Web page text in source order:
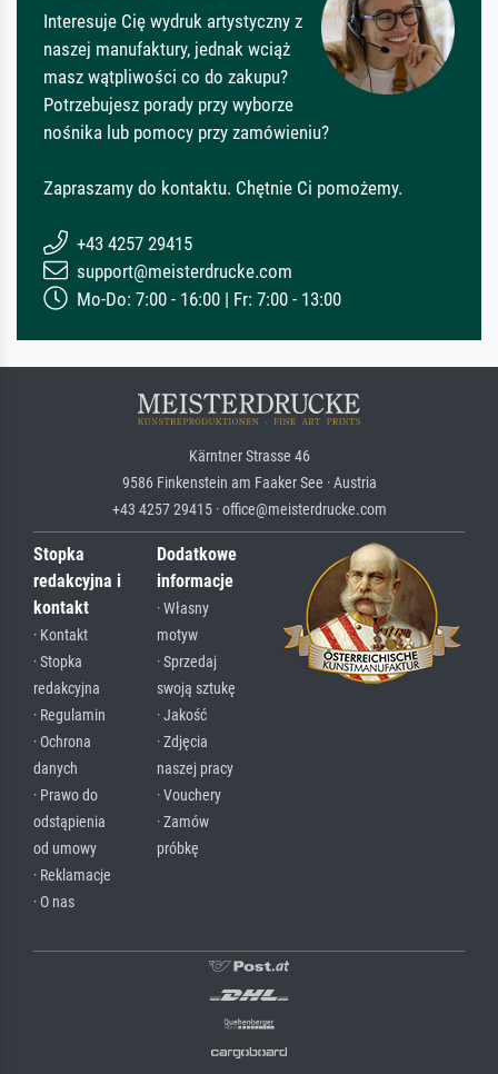
Interesuje Cię wydruk artystyczny z
naszej manufaktury, jednak wciąż
masz wątpliwości co do zakupu?
Potrzebujesz porady przy wyborze
nośnika lub pomocy przy zamówieniu?
Zapraszamy do kontaktu. Chętnie Ci pomożemy.
+43 4257 29415
support@meisterdrucke.com
Mo-Do: 7:00 - 16:00 | Fr: 7:00 - 13:00
Kärntner Strasse 46
9586 Finkenstein am Faaker See · Austria
+43 4257 29415 · office@meisterdrucke.com
Stopka
redakcyjna i
kontakt
· Kontakt
· Stopka
redakcyjna
· Regulamin
· Ochrona
danych
· Prawo do
odstąpienia
od umowy
· Reklamacje
· O nas
Dodatkowe
informacje
· Własny
motyw
· Sprzedaj
swoją sztukę
· Jakość
· Zdjęcia
naszej pracy
· Vouchery
· Zamów
próbkę